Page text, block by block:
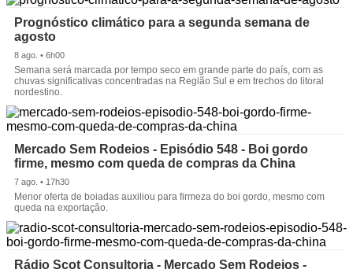
Prognóstico climático para a segunda semana de
agosto
8 ago. • 6h00
Semana será marcada por tempo seco em grande parte do país, com as
chuvas significativas concentradas na Região Sul e em trechos do litoral
nordestino.
Mercado Sem Rodeios - Episódio 548 - Boi gordo
firme, mesmo com queda de compras da China
7 ago. • 17h30
Menor oferta de boiadas auxiliou para firmeza do boi gordo, mesmo com
queda na exportação.
Rádio Scot Consultoria - Mercado Sem Rodeios -